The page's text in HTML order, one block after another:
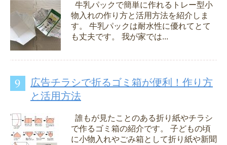
牛乳パックで簡単に作れるトレー型小
物入れの作り方と活用方法を紹介しま
す。 牛乳パックは耐水性に優れてとて
も丈夫です。 我が家では...
広告チラシで折るゴミ箱が便利！作り方
と活用方法
誰もが見たことのある折り紙やチラシ
で作るゴミ箱の紹介です。 子どもの頃
に小物入れやごみ箱として折り紙や新聞